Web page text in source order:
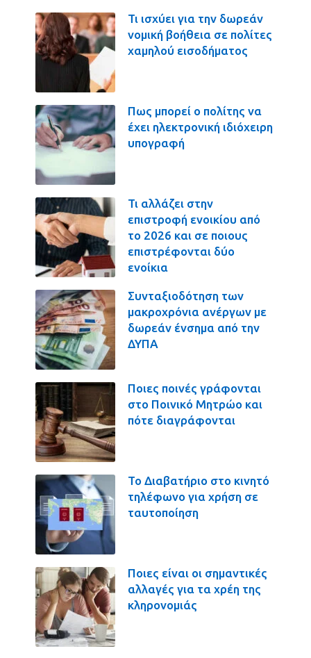
Τι ισχύει για την δωρεάν
νομική βοήθεια σε πολίτες
χαμηλού εισοδήματος
Πως μπορεί ο πολίτης να
έχει ηλεκτρονική ιδιόχειρη
υπογραφή
Τι αλλάζει στην
επιστροφή ενοικίου από
το 2026 και σε ποιους
επιστρέφονται δύο
ενοίκια
Συνταξιοδότηση των
μακροχρόνια ανέργων με
δωρεάν ένσημα από την
ΔΥΠΑ
Ποιες ποινές γράφονται
στο Ποινικό Μητρώο και
πότε διαγράφονται
Το Διαβατήριο στο κινητό
τηλέφωνο για χρήση σε
ταυτοποίηση
Ποιες είναι οι σημαντικές
αλλαγές για τα χρέη της
κληρονομιάς